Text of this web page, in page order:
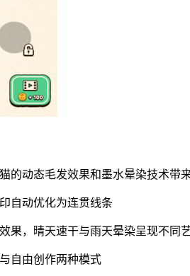
的动态毛发效果和墨水晕染技术带
自动优化为连贯线条
果，晴天速干与雨天晕染呈现不同
自由创作两种模式